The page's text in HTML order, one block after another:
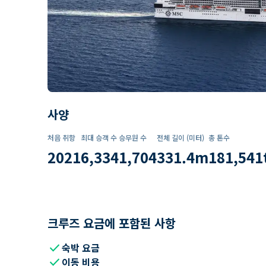
사양
처음 취항
2021
최대 승객 수
6,334
승무원 수
1,704
전체 길이 (미터)
331.4m
총 톤수
181,541
크루즈 요금에 포함된 사항
check숙박 요금
check 이동 비용